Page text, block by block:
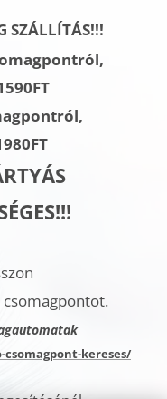
SZÁLLÍTÁS!!!
kereses/